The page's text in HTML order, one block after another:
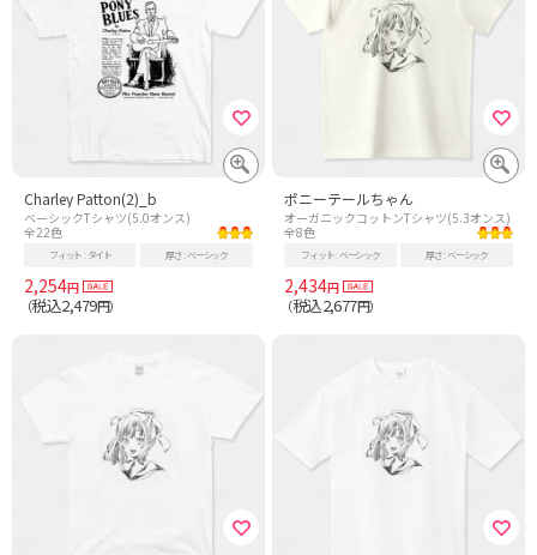
Charley Patton(2)_b
ベーシックTシャツ(5.0オンス)
全22色
フィット タイト 厚さ ベーシック
2,254円
（税込2,479円）
ポニーテールちゃん
オーガニックコットンTシャツ(5.3オンス)
全8色
フィット ベーシック 厚さ ベーシック
2,434円
（税込2,677円）